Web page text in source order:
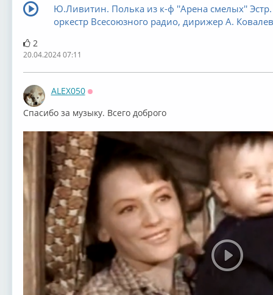
Ю.Ливитин. Полька из к-ф ''Арена смелых'' Эстр.
оркестр Всесоюзного радио, дирижер А. Ковалев
2
20.04.2024 07:11
ALEX050
Спасибо за музыку. Всего доброго